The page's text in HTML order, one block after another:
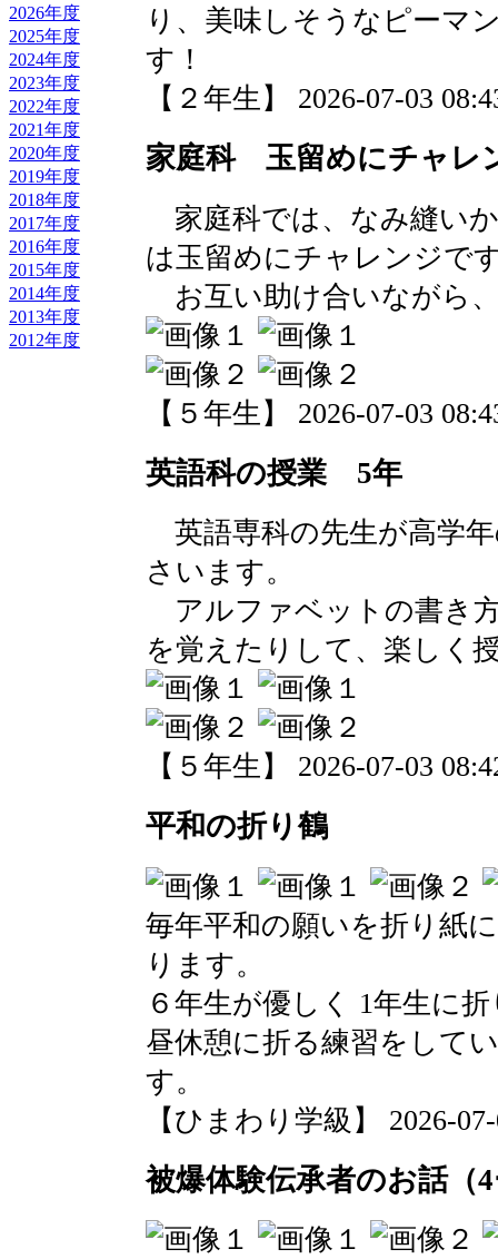
2026年度
2025年度
2024年度
2023年度
2022年度
2021年度
2020年度
2019年度
2018年度
2017年度
2016年度
2015年度
2014年度
2013年度
2012年度
り、美味しそうなピーマ
す！
【２年生】 2026-07-03
家庭科 玉留めにチャレ
家庭科では、なみ縫い
は玉留めにチャレンジで
お互い助け合いながら
【５年生】 2026-07-03
英語科の授業 5年
英語専科の先生が高学
さいます。
アルファベットの書き
を覚えたりして、楽しく
【５年生】 2026-07-03
平和の折り鶴
毎年平和の願いを折り紙
ります。
６年生が優しく 1年生に
昼休憩に折る練習をして
す。
【ひまわり学級】 2026-
被爆体験伝承者のお話（